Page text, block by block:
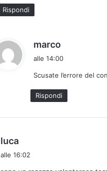
:
Rispondi
marco
a
e
t
t
alle 14:00
Scusate l’errore del
Rispondi
luca
a
alle 16:02